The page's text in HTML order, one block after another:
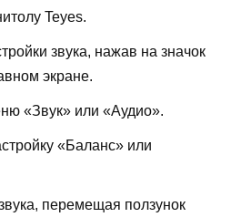
Teyes.
звука, нажав на значок
экране.
«Звук» или «Аудио».
«Баланс» или
перемещая ползунок